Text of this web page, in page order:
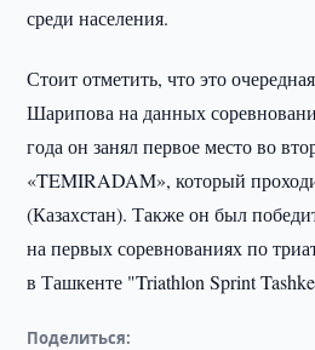
среди населения.
Стоит отметить, что это
Шарипова на данных
года он занял первое место во
«TEMIRADAM», который
(Казахстан). Также он был
на первых соревнованиях по
в Ташкенте "Triathlon Sprint
Поделиться: